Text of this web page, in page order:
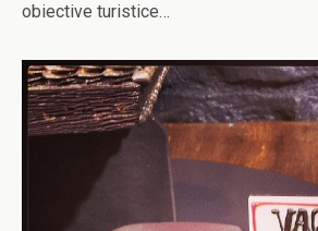
obiective turistice…